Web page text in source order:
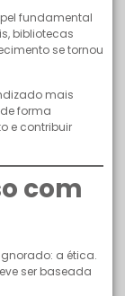
fundamental
bibliotecas
se tornou
mais
forma
e contribuir
com
a ética.
ser baseada